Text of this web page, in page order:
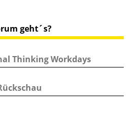
geht´s?
Thinking Workdays